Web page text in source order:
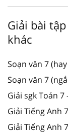
Giải bài
khác
Soạn văn 7
Soạn văn 7
Giải sgk Toán 7
Giải Tiếng Anh
Giải Tiếng Anh